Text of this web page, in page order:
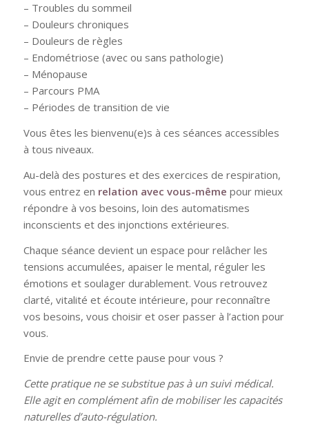
– Troubles du sommeil
– Douleurs chroniques
– Douleurs de règles
– Endométriose (avec ou sans pathologie)
– Ménopause
– Parcours PMA
– Périodes de transition de vie
Vous êtes les bienvenu(e)s à ces séances accessibles
à tous niveaux.
Au-delà des postures et des exercices de respiration,
vous entrez en relation avec vous-même pour mieux
répondre à vos besoins, loin des automatismes
inconscients et des injonctions extérieures.
Chaque séance devient un espace pour relâcher les
tensions accumulées, apaiser le mental, réguler les
émotions et soulager durablement. Vous retrouvez
clarté, vitalité et écoute intérieure, pour reconnaître
vos besoins, vous choisir et oser passer à l’action pour
vous.
Envie de prendre cette pause pour vous ?
Cette pratique ne se substitue pas à un suivi médical.
Elle agit en complément afin de mobiliser les capacités
naturelles d’auto-régulation.